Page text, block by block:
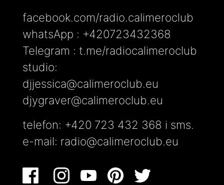
facebook.com/radio.calimeroclub
whatsApp : +420723432368
Telegram : t.me/radiocalimeroclub
studio:
djjessica@calimeroclub.eu
djygraver@calimeroclub.eu
telefon: +420 723 432 368 i sms.
e-mail: radio@calimeroclub.eu